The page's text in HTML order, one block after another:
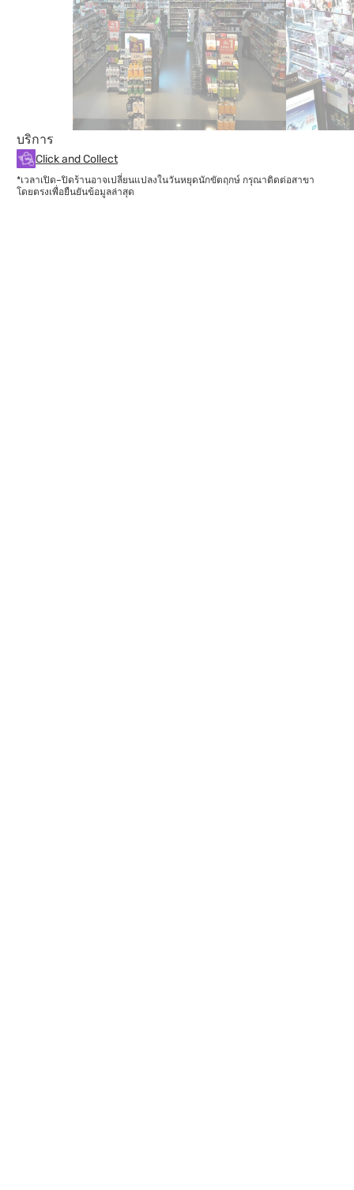
บริการ
Click and Collect
*เวลาเปิด–ปิดร้านอาจเปลี่ยนแปลงในวันหยุดนักขัตฤกษ์ กรุณาติดต่อสาขา
โดยตรงเพื่อยืนยันข้อมูลล่าสุด